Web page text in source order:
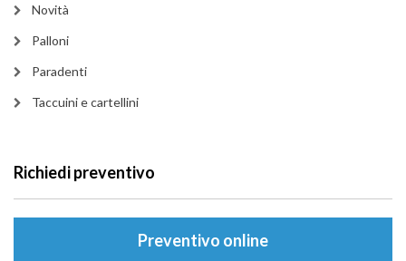
Novità
Palloni
Paradenti
Taccuini e cartellini
Richiedi preventivo
Preventivo online